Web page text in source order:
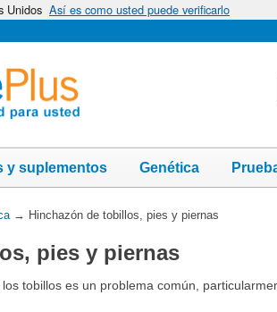
Unidos Así es como usted puede verificarlo
y suplementos Genética
→ Hinchazón de tobillos, pies y piernas
pies y piernas
tobillos es un problema común,